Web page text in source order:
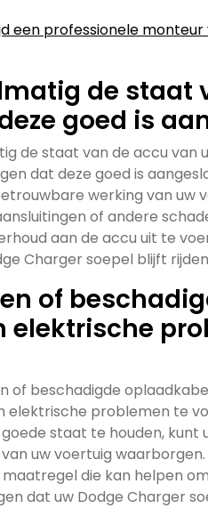
een professionele
de staat
goed is
de staat van de accu van
dat deze goed is
werking van uw
of andere
aan de accu uit te
Charger soepel blijft
of
of beschadigde
elektrische problemen te
staat te houden, kunt
uw voertuig
die kan helpen
dat uw Dodge Charger